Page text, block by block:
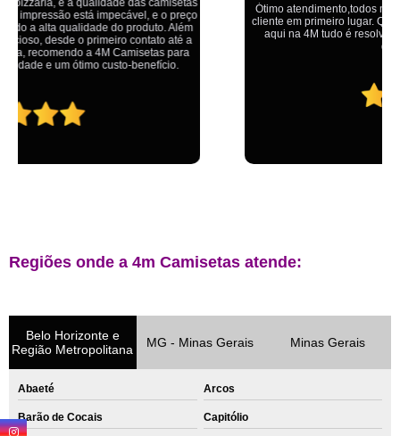
Ótimo atendimento,todos muito educados, prestativos e que colocam o
cliente em primeiro lugar. Qualquer lugar tem problemas,isso é fato, mas
aqui na 4M tudo é resolvido com calma e de forma que todos saem
ganhando no final.
Regiões onde a 4m Camisetas atende:
Belo Horizonte e
Região Metropolitana
MG - Minas Gerais Minas Gerais
Abaeté Arcos
Barão de Cocais Capitólio